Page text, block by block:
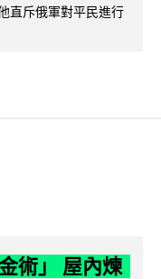
直斥俄軍對平民進行
術」 屋內煉